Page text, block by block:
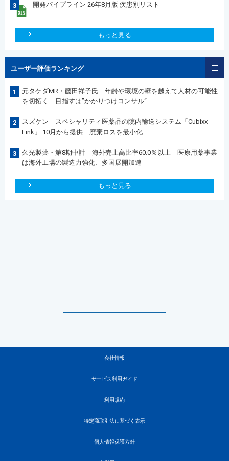
3 開発パイプライン 26年8月版 疾患別リスト
もっと見る
ユーザー評価ランキング
1
元タケダMR・藤田祥子氏 年齢や環境の壁を越えて人材の可能性
を切拓く 目指すは”かかりつけコンサル“
2
スズケン スペシャリティ医薬品の院内輸送システム「Cubixx
Link」 10月から提供 廃棄ロスを最小化
3
久光製薬・第8期中計 海外売上高比率60.0％以上 医療用薬事業
は海外工場の製造力強化、多国展開加速
もっと見る
会社情報
サービス利用ガイド
利用規約
特定商取引法に基づく表示
個人情報保護方針